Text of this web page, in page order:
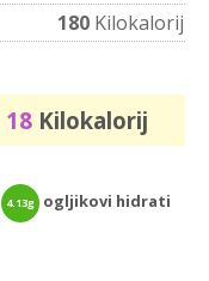
180 Kilokalorij
18 Kilokalorij
4.13g
ogljikovi hidrati